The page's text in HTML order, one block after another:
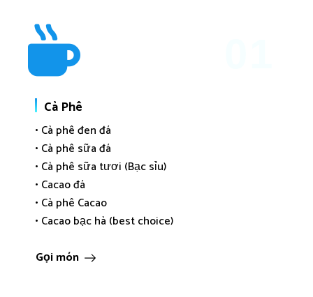
Cà Phê
• Cà phê đen đá
• Cà phê sữa đá
• Cà phê sữa tươi (Bạc sỉu)
• Cacao đá
• Cà phê Cacao
• Cacao bạc hà (best choice)
Gọi món